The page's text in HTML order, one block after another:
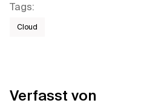
Tags:
Cloud
Verfasst von